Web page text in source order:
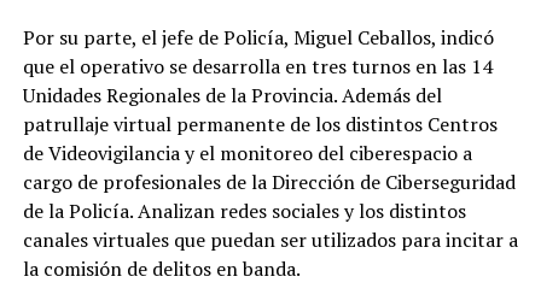
Por su parte, el jefe de Policía, Miguel Ceballos, indicó
que el operativo se desarrolla en tres turnos en las 14
Unidades Regionales de la Provincia. Además del
patrullaje virtual permanente de los distintos Centros
de Videovigilancia y el monitoreo del ciberespacio a
cargo de profesionales de la Dirección de Ciberseguridad
de la Policía. Analizan redes sociales y los distintos
canales virtuales que puedan ser utilizados para incitar a
la comisión de delitos en banda.